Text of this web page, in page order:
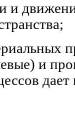
и
и
дает